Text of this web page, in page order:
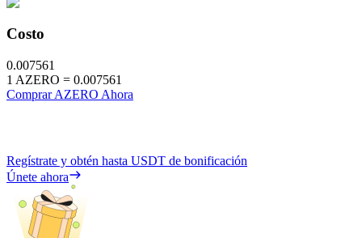
Costo
0.007561
1 AZERO = 0.007561
Comprar AZERO Ahora
Regístrate y obtén hasta USDT de bonificación
Únete ahora